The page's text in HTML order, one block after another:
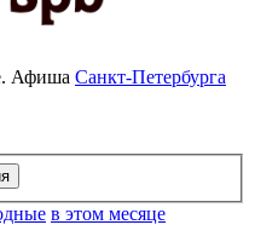
Афиша Санкт-Петербурга
в этом месяце